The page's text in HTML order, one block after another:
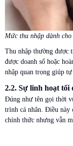
Mức thu nhập dành
Thu nhập thường được
được doanh số hoặc
nhập quan trọng giúp
2.2. Sự linh hoạt tối
Đúng như tên gọi thời
trình cá nhân. Điều này
chính thức nhưng vẫn